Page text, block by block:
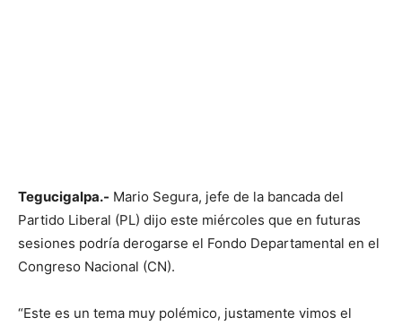
Tegucigalpa.- Mario Segura, jefe de la bancada del
Partido Liberal (PL) dijo este miércoles que en futuras
sesiones podría derogarse el Fondo Departamental en el
Congreso Nacional (CN).
“Este es un tema muy polémico, justamente vimos el